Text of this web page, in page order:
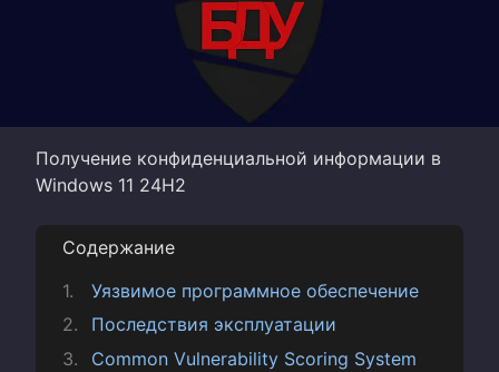
Получение конфиденциальной информации в
Windows 11 24H2
Содержание
Уязвимое программное обеспечение
Последствия эксплуатации
Common Vulnerability Scoring System